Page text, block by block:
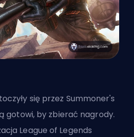
się przez Summoner's
gotowi, by zbierać nagrody.
League of Legends